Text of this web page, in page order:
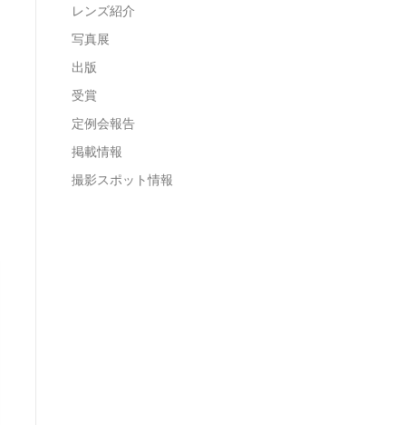
レンズ紹介
写真展
出版
受賞
定例会報告
掲載情報
撮影スポット情報